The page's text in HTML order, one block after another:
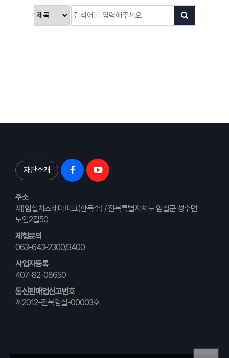
재단소개
주소
재)임실치즈테마파크(한득수) / 전북특별자치도 임실군 성수면
도인2길50
체험문의
063-643-2300/3400
사업자등록
407-82-08650
통신판매업신고번호
제2012-전북임실-00003호